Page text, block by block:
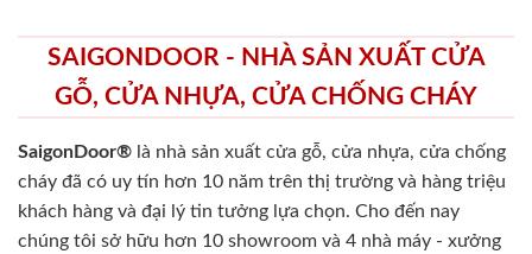
SAIGONDOOR - NHÀ SẢN XUẤT CỬA
GỖ, CỬA NHỰA, CỬA CHỐNG CHÁY
SaigonDoor® là nhà sản xuất cửa gỗ, cửa nhựa, cửa chống
cháy đã có uy tín hơn 10 năm trên thị trường và hàng triệu
khách hàng và đại lý tin tưởng lựa chọn. Cho đến nay
chúng tôi sở hữu hơn 10 showroom và 4 nhà máy - xưởng